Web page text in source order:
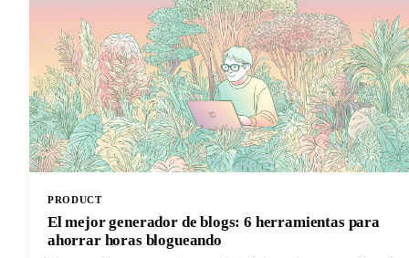
PRODUCT
El mejor generador de blogs: 6 herramientas para
ahorrar horas blogueando